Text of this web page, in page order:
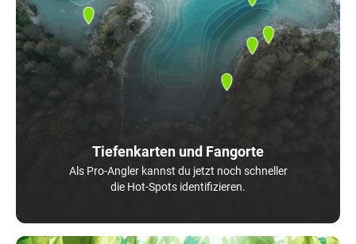
Tiefenkarten und Fangorte
Als Pro-Angler kannst du jetzt noch schneller
die Hot-Spots identifizieren.